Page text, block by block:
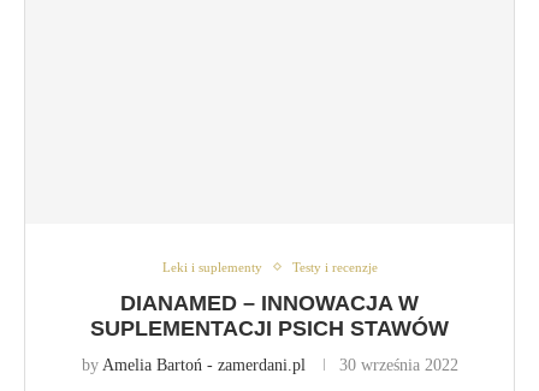
Leki i suplementy Testy i recenzje
DIANAMED – INNOWACJA W
SUPLEMENTACJI PSICH STAWÓW
by Amelia Bartoń - zamerdani.pl 30 września 2022